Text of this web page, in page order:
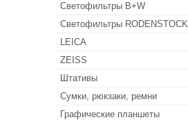
Светофильтры B+W
Светофильтры RODENSTOCK
LEICA
ZEISS
Штативы
Сумки, рюкзаки, ремни
Графические планшеты